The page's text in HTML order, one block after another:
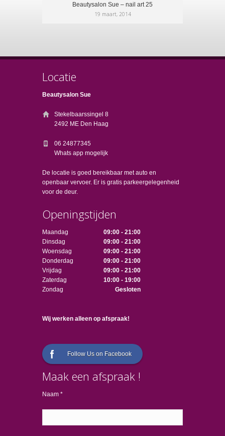
Beautysalon Sue – nail art 25
19 maart, 2014
Locatie
Beautysalon Sue
Stekelbaarssingel 8
2492 ME Den Haag
06 24877345
Whats app mogelijk
De locatie is goed bereikbaar met auto en
openbaar vervoer. Er is gratis parkeergelegenheid
voor de deur.
Openingstijden
Maandag
09:00 - 21:00
Dinsdag
09:00 - 21:00
Woensdag
09:00 - 21:00
Donderdag
09:00 - 21:00
Vrijdag
09:00 - 21:00
Zaterdag
10:00 - 19:00
Zondag
Gesloten
Wij werken alleen op afspraak!
Follow Us on Facebook
Maak een afspraak !
Naam *